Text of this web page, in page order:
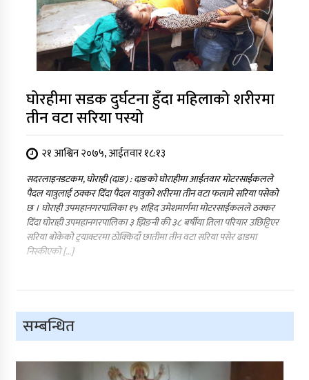
घोरहीमा सडक दुर्घटना हुँदा महिलाको शरीरमा
तीन वटा सरिया पस्यो
२१ आश्विन २०७५, आईतवार १८:१३
सदरलाइनडटकम, घोराही (दाङ) : दाङको घोराहीमा आईतवार मोटरसाईकलले
पैदल यात्रुलाई ठक्कर दिँदा पैदल यात्रुको शरीरमा तीन वटा फलामे सरिया पसेको
छ । घोराही उपमहानगरपालिका १५ शहिद उमेशमार्गमा मोटरसाईकलले ठक्कर
दिँदा घोराही उपमहानगरपालिका ३ झिङनी की ३८ बर्षीया तिला परियार उछिट्टिएर
सरिया बोकेको ट्रयाक्टरमा ठोक्किदाँ छातीमा तीन वटा सरिया पसेर ढाडमा
निस्कीएको […]
सम्बन्धित